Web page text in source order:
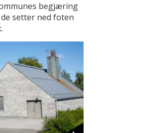
begjæring
setter ned foten